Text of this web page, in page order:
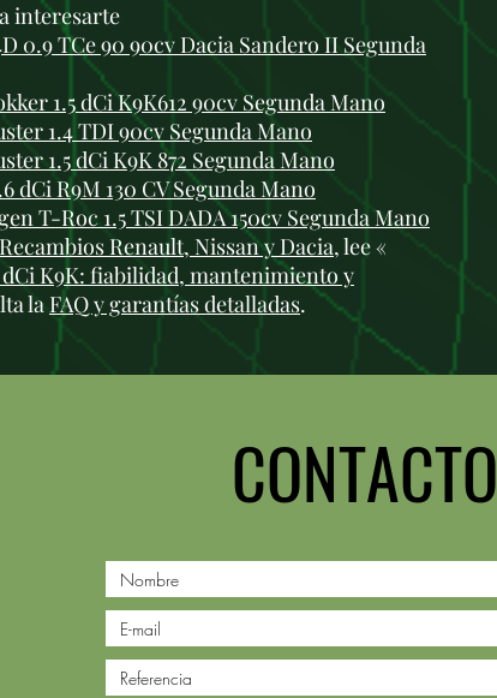
interesarte
0.9 TCe 90 90cv Dacia Sandero II Segunda
1.5 dCi K9K612 90cv Segunda Mano
1.4 TDI 90cv Segunda Mano
1.5 dCi K9K 872 Segunda Mano
dCi R9M 130 CV Segunda Mano
T-Roc 1.5 TSI DADA 150cv Segunda Mano
Recambios Renault, Nissan y Dacia, lee «
K9K: fiabilidad, mantenimiento y
laFAQ y garantías detalladas.
CONTACTO